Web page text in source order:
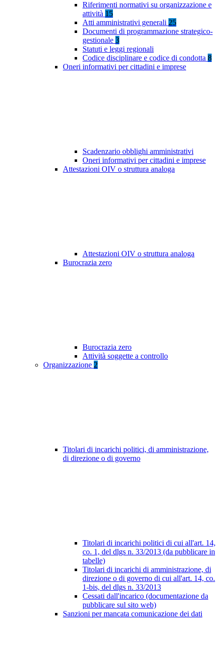
Riferimenti normativi su organizzazione e
attività 15
Atti amministrativi generali 25
Documenti di programmazione strategico-
gestionale 3
Statuti e leggi regionali
Codice disciplinare e codice di condotta 8
Oneri informativi per cittadini e imprese
Scadenzario obblighi amministrativi
Oneri informativi per cittadini e imprese
Attestazioni OIV o struttura analoga
Attestazioni OIV o struttura analoga
Burocrazia zero
Burocrazia zero
Attività soggette a controllo
Organizzazione 2
Titolari di incarichi politici, di amministrazione,
di direzione o di governo
Titolari di incarichi politici di cui all'art. 14,
co. 1, del dlgs n. 33/2013 (da pubblicare in
tabelle)
Titolari di incarichi di amministrazione, di
direzione o di governo di cui all'art. 14, co.
1-bis, del dlgs n. 33/2013
Cessati dall'incarico (documentazione da
pubblicare sul sito web)
Sanzioni per mancata comunicazione dei dati